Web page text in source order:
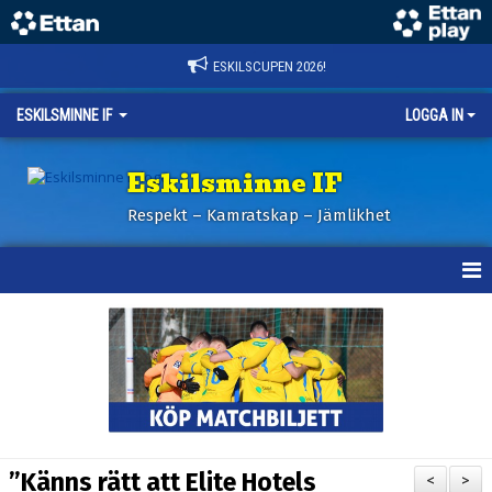
ESKILSCUPEN 2026!
ESKILSMINNE IF LOGGA IN
Eskilsminne IF
Respekt – Kamratskap – Jämlikhet
BILDER ESKILSCUPEN
>
<
”Känns rätt att Elite Hotels